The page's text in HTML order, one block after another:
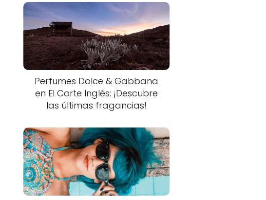
Perfumes Dolce & Gabbana
en El Corte Inglés: ¡Descubre
las últimas fragancias!